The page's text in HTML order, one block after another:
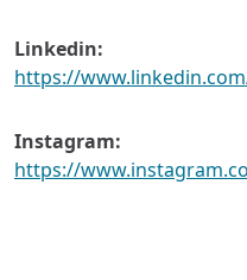
Linkedin:
https://
Instagram:
https://